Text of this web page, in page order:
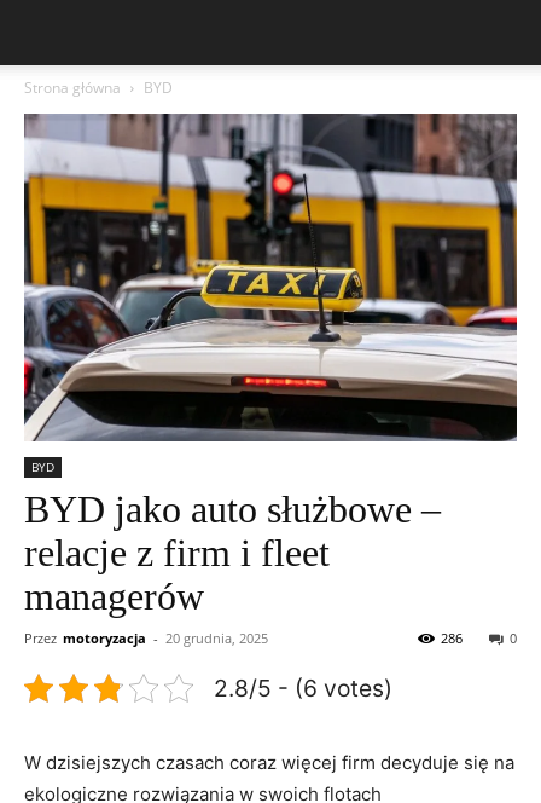
Strona główna BYD
BYD
BYD jako auto służbowe –
relacje z firm i fleet
managerów
Przez motoryzacja - 20 grudnia, 2025 0
286
2.8/5 - (6 votes)
W dzisiejszych czasach coraz więcej firm decyduje się na
ekologiczne rozwiązania w swoich flotach